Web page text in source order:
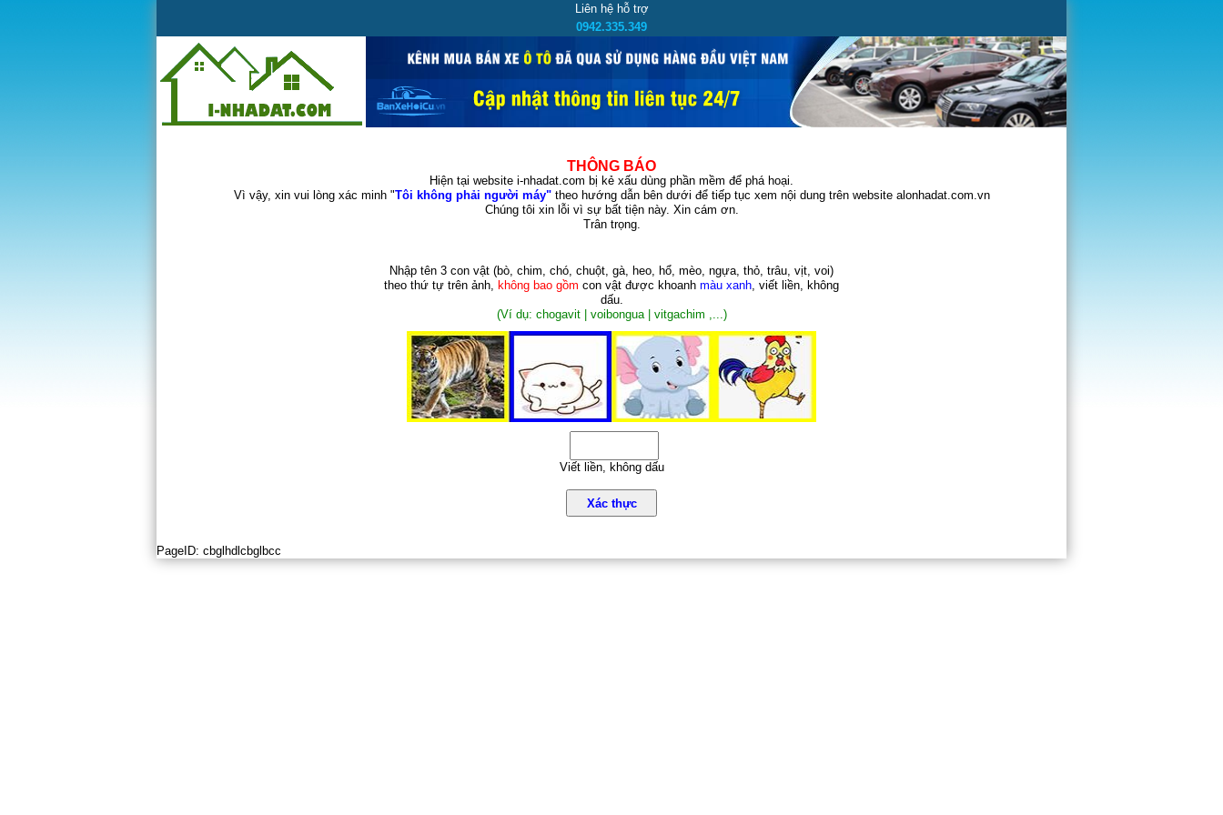
Liên hệ hỗ trợ
0942.335.349
THÔNG BÁO
Hiện tại website i-nhadat.com bị kẻ xấu dùng phần mềm để phá hoại.
Vì vậy, xin vui lòng xác minh "Tôi không phải người máy"theo hướng dẫn bên dưới để tiếp tục xem nội dung trên website alonhadat.com.vn
Chúng tôi xin lỗi vì sự bất tiện này. Xin cám ơn.
Trân trọng.
Nhập tên 3 con vật (bò, chim, chó, chuột, gà, heo, hổ, mèo, ngựa, thỏ, trâu, vịt, voi)
theo thứ tự trên ảnh, không bao gồm con vật được khoanh màu xanh, viết liền, không
dấu.
(Ví dụ: chogavit | voibongua | vitgachim ,...)
Viết liền, không dấu
Xác thực
PageID: cbglhdlcbglbcc